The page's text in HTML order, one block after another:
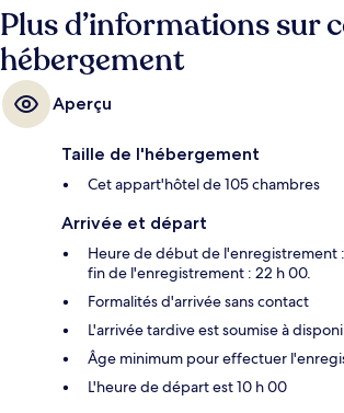
que du bien en ce qui concerne le personnel
Plus d’informations sur
hébergement
Aperçu
Taille de l'hébergement
Cet appart'hôtel de 105 chambres
Arrivée et départ
Heure de début de l'enregistrement
fin de l'enregistrement : 22 h 00.
Formalités d'arrivée sans contact
L'arrivée tardive est soumise à
Âge minimum pour effectuer
L'heure de départ est 10 h 00